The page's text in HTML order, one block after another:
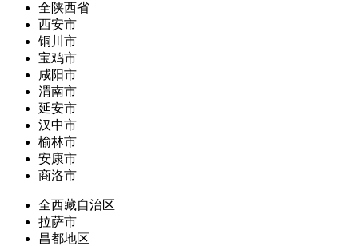
全陕西省
西安市
铜川市
宝鸡市
咸阳市
渭南市
延安市
汉中市
榆林市
安康市
商洛市
全西藏自治区
拉萨市
昌都地区